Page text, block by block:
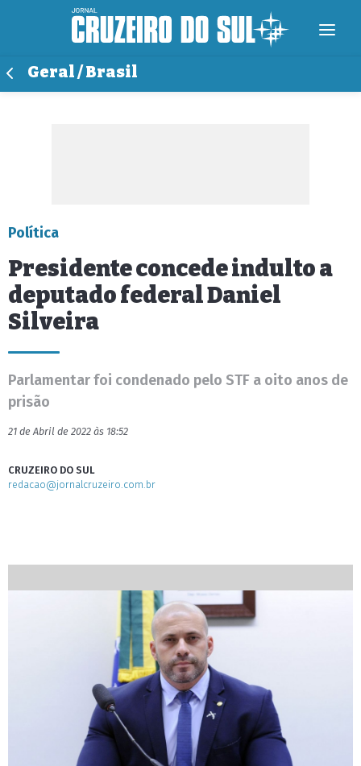
Geral / Brasil
Política
Presidente concede indulto a
deputado federal Daniel
Silveira
Parlamentar foi condenado pelo STF a oito anos de
prisão
21 de Abril de 2022 às 18:52
CRUZEIRO DO SUL
redacao@jornalcruzeiro.com.br